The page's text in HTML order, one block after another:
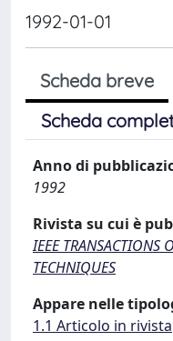
1992-01-01
Scheda breve
Scheda
Anno di
1992
Rivista su cui è
IEEE TRANSACTIONS
TECHNIQUES
Appare nelle
1.1 Articolo in rivista